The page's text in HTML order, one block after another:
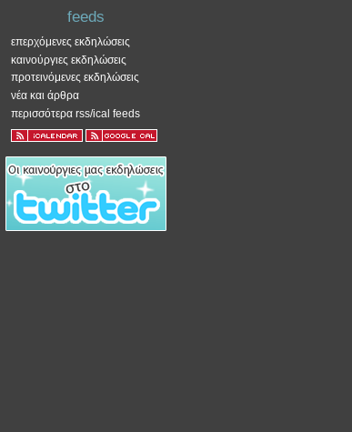
feeds
επερχόμενες εκδηλώσεις
καινούργιες εκδηλώσεις
προτεινόμενες εκδηλώσεις
νέα και άρθρα
περισσότερα rss/ical feeds